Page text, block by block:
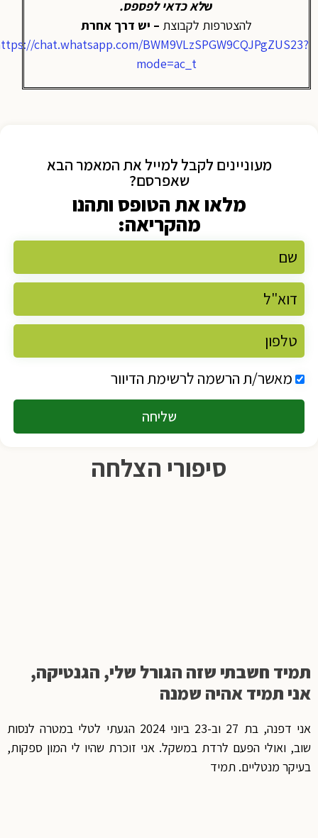
שלא כדאי לפספס.
להצטרפות לקבוצת– יש דרך אחרת
https://chat.whatsapp.com/BWM9VLzSPGW9CQJPgZUS23?
mode=ac_t
מעוניינים לקבל למייל את המאמר הבא
שאפרסם?
מלאו את הטופס ותהנו
מהקריאה:
מאשר/ת הרשמה לרשימת הדיוור
שליחה
סיפורי הצלחה
תמיד חשבתי שזה הגורל שלי, הגנטיקה,
אני תמיד אהיה שמנה
אני דפנה, בת 27 וב-23 ביוני 2024 הגעתי לטלי במטרה לנסות
שוב, ואולי הפעם לרדת במשקל. אני זוכרת שהיו לי המון ספקות,
בעיקר מנטליים. תמיד